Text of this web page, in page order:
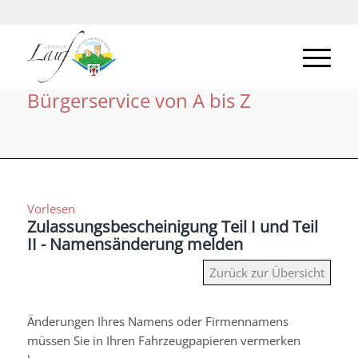
Bürgerservice von A bis Z
Vorlesen
Zulassungsbescheinigung Teil I und Teil
II - Namensänderung melden
Zurück zur Übersicht
Änderungen Ihres Namens oder Firmennamens
müssen Sie in Ihren Fahrzeugpapieren vermerken